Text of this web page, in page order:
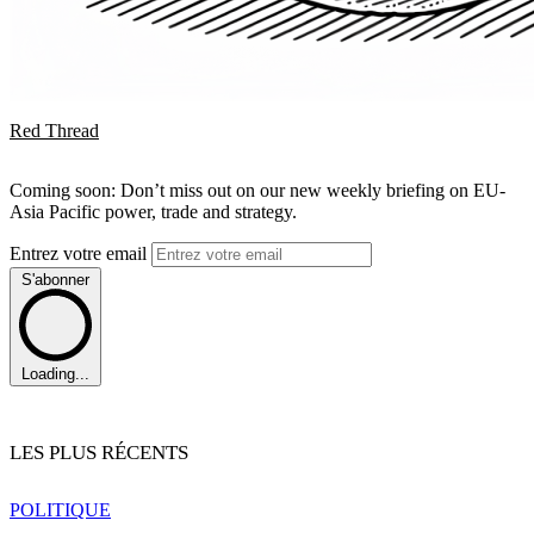
Red Thread
Coming soon: Don’t miss out on our new weekly briefing on EU-
Asia Pacific power, trade and strategy.
Entrez votre email
S'abonner
Loading...
LES PLUS RÉCENTS
POLITIQUE